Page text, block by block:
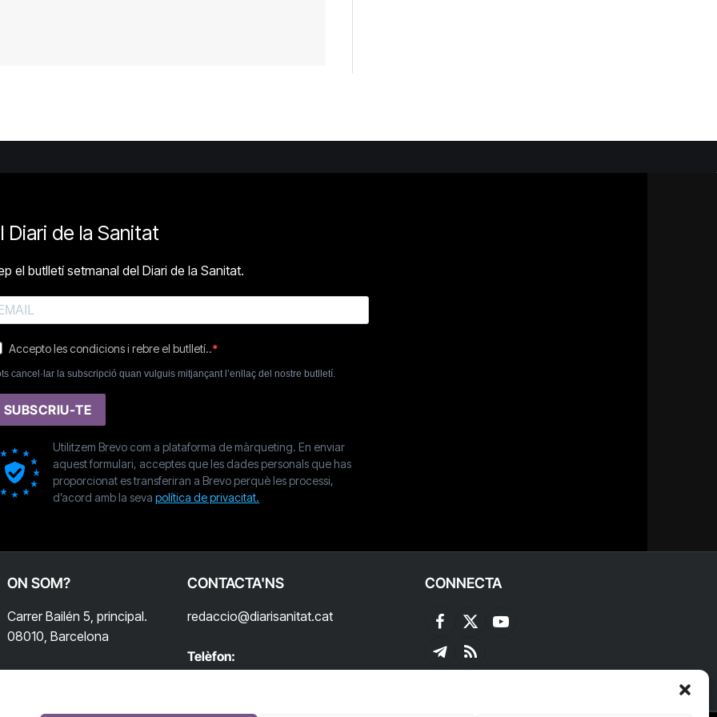
Diari de la Sanitat
el butlletí setmanal del Diari de la Sanitat.
Accepto les condicions i rebre el butlletí..
cancel·lar la subscripció quan vulguis mitjançant l’enllaç del nostre butlletí.
SUBSCRIU-TE
Utilitzem Brevo com a plataforma de màrqueting. En enviar
aquest formulari, acceptes que les dades personals que has
proporcionat es transferiran a Brevo perquè les processi,
d’acord amb la seva política de privacitat.
ON SOM?
Carrer Bailén 5, principal.
08010, Barcelona
CONTACTA'NS
redaccio@diarisanitat.cat
Telèfon:
CONNECTA
Facebook
X
(Twitter)
YouTube
Telegram
RSS